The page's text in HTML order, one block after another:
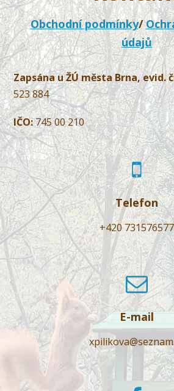
Obchodní podmínky/
údajů
Zapsána u ŽÚ města Brna, evid.
523 884
IČO:745 00 210
Telefon
+420 731576577
E-mail